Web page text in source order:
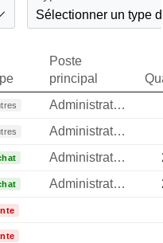
Sélectionner un type
Poste
principal
Administrateur
Administrateur
Administrateur
Administrateur